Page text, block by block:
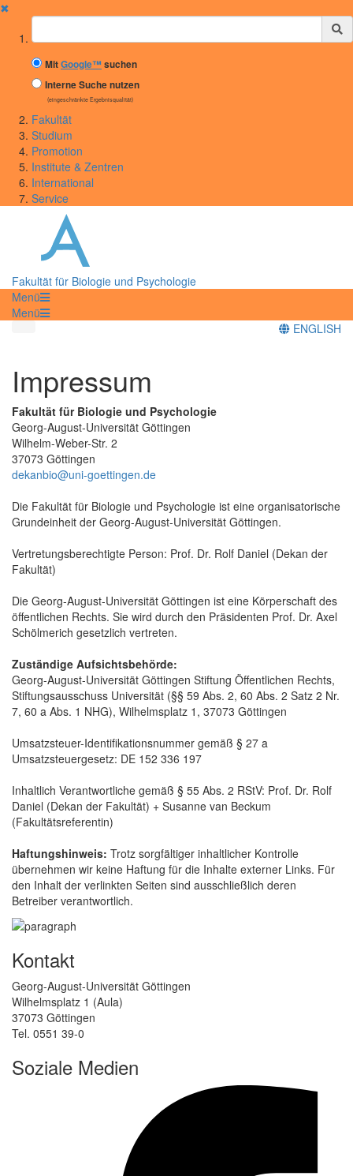
✖
Suchbegriff
MitGoogle™suchen
Interne Suche nutzen
(eingeschränkte Ergebnisqualität)
Fakultät
Studium
Promotion
Institute & Zentren
International
Service
Fakultät für Biologie und Psychologie
Menü
Menü
ENGLISH
Impressum
Fakultät für Biologie und Psychologie
Georg-August-Universität Göttingen
Wilhelm-Weber-Str. 2
37073 Göttingen
dekanbio@uni-goettingen.de
Die Fakultät für Biologie und Psychologie ist eine organisatorische
Grundeinheit der Georg-August-Universität Göttingen.
Vertretungsberechtigte Person: Prof. Dr. Rolf Daniel (Dekan der
Fakultät)
Die Georg-August-Universität Göttingen ist eine Körperschaft des
öffentlichen Rechts. Sie wird durch den Präsidenten Prof. Dr. Axel
Schölmerich gesetzlich vertreten.
Zuständige Aufsichtsbehörde:
Georg-August-Universität Göttingen Stiftung Öffentlichen Rechts,
Stiftungsausschuss Universität (§§ 59 Abs. 2, 60 Abs. 2 Satz 2 Nr.
7, 60 a Abs. 1 NHG), Wilhelmsplatz 1, 37073 Göttingen
Umsatzsteuer-Identifikationsnummer gemäß § 27 a
Umsatzsteuergesetz: DE 152 336 197
Inhaltlich Verantwortliche gemäß § 55 Abs. 2 RStV: Prof. Dr. Rolf
Daniel (Dekan der Fakultät) + Susanne van Beckum
(Fakultätsreferentin)
Haftungshinweis: Trotz sorgfältiger inhaltlicher Kontrolle
übernehmen wir keine Haftung für die Inhalte externer Links. Für
den Inhalt der verlinkten Seiten sind ausschließlich deren
Betreiber verantwortlich.
Kontakt
Georg-August-Universität Göttingen
Wilhelmsplatz 1 (Aula)
37073 Göttingen
Tel. 0551 39-0
Soziale Medien